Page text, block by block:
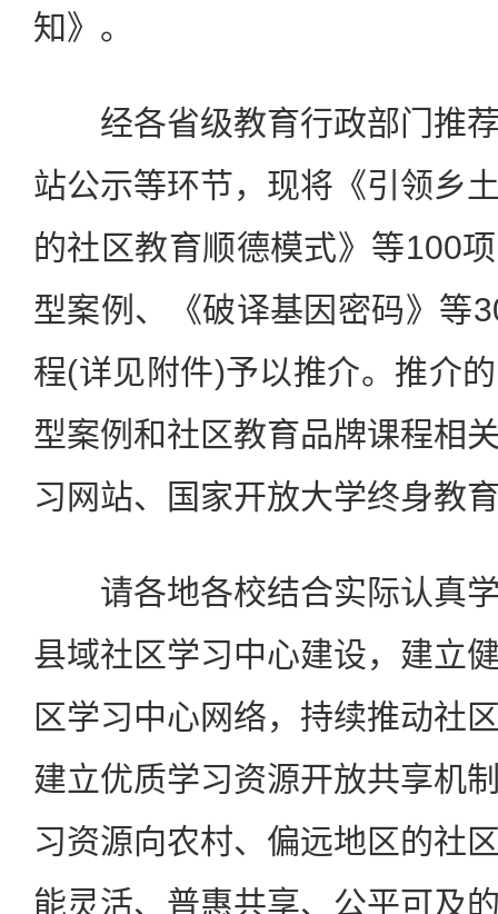
知》。
经各省级教育行政部门推荐
站公示等环节，现将《引领乡
的社区教育顺德模式》等100
型案例、《破译基因密码》等
程(详见附件)予以推介。推介
型案例和社区教育品牌课程相
习网站、国家开放大学终身教
请各地各校结合实际认真学
县域社区学习中心建设，建立
区学习中心网络，持续推动社
建立优质学习资源开放共享机
习资源向农村、偏远地区的社
能灵活、普惠共享、公平可及